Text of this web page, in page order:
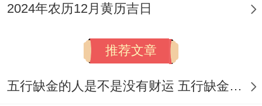
2024年农历12月黄历吉日
推荐文章
五行缺金的人是不是没有财运 五行缺金的人命运好不好